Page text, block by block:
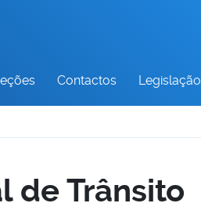
Contactos Legislação
de Trânsito